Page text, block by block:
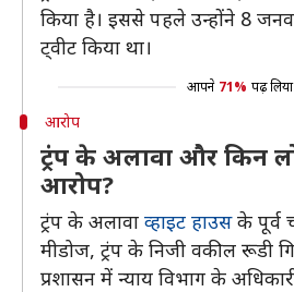
किया है। इससे पहले उन्होंने 8
ट्वीट किया था।
आपने 71% पढ़
आरोप
ट्रंप के अलावा और किन
आरोप?
ट्रंप के अलावा व्हाइट हाउसके पूर्व
मीडोज, ट्रंप के निजी वकील रूडी
प्रशासन में न्याय विभाग के